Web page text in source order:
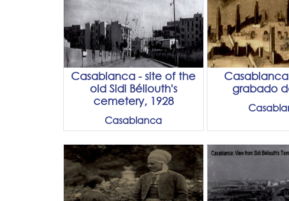
Casablanca - site of the
old Sidi Béliouth's
cemetery, 1928
Casablanca
grabado